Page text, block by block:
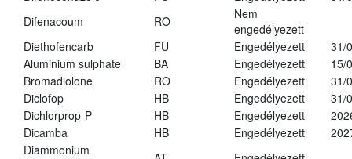
Difenacoum
RO
Nem
engedélyezett
Diethofencarb
FU Engedélyezett
31/
Aluminium sulphate
BA Engedélyezett
15/
Bromadiolone
RO Engedélyezett
31/
Diclofop
HB Engedélyezett
31/
Dichlorprop-P
HB Engedélyezett
Dicamba
HB Engedélyezett
Diammonium